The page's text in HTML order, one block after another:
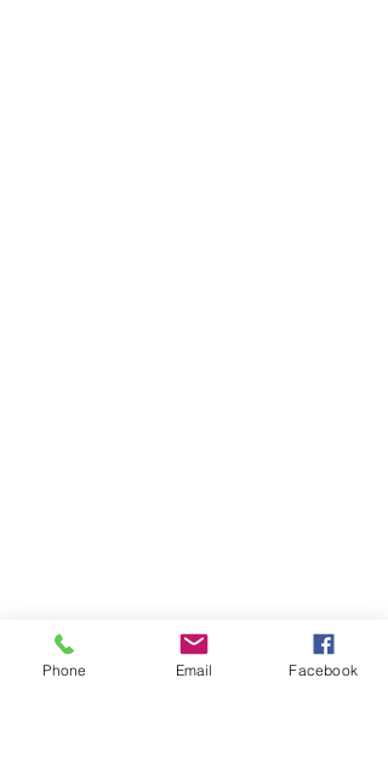
Phone Email Facebook